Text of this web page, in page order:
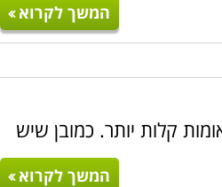
המשך לקרוא
קלות יותר. כמובן שיש
המשך לקרוא